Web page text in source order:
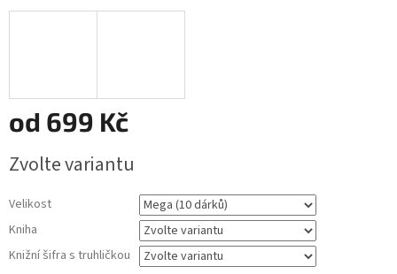
od 699 Kč
cena:
Zvolte variantu
Velikost
Kniha
Knižní šifra s truhličkou